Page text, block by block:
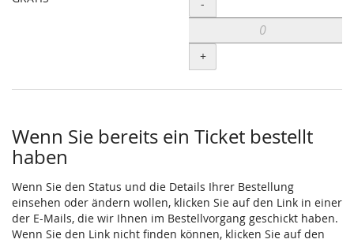
-
+
Wenn Sie bereits ein Ticket bestellt
haben
Wenn Sie den Status und die Details Ihrer Bestellung
einsehen oder ändern wollen, klicken Sie auf den Link in einer
der E-Mails, die wir Ihnen im Bestellvorgang geschickt haben.
Wenn Sie den Link nicht finden können, klicken Sie auf den